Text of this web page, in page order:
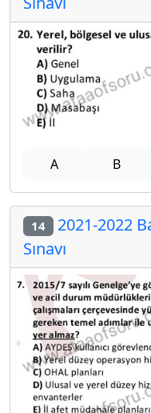
A B
14 2021-2022
Sınavı